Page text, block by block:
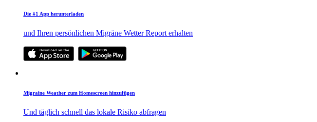
Die #1 App herunterladen
und Ihren persönlichen Migräne Wetter Report erhalten
Migraine Weather zum Homescreen hinzufügen
Und täglich schnell das lokale Risiko abfragen